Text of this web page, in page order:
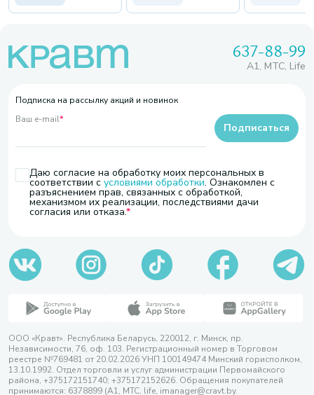
637-88-99
A1, МТС, Life
Подписка на рассылку акций и новинок
Ваш e-mail*
Даю согласие на обработку моих персональных в
соответствии с условиями обработки. Ознакомлен с
разъяснением прав, связанных с обработкой,
механизмом их реализации, последствиями дачи
согласия или отказа.
Подписаться
ООО «Кравт». Республика Беларусь, 220012, г. Минск, пр.
Независимости, 76, оф. 103. Регистрационный номер в Торговом
реестре №769481 от 20.02.2026 УНП 100149474 Минский горисполком,
13.10.1992. Отдел торговли и услуг администрации Первомайского
района, +375172151740; +375172152626. Обращения покупателей
принимаются: 6378899 (А1, МТС, life, imanager@cravt.by.